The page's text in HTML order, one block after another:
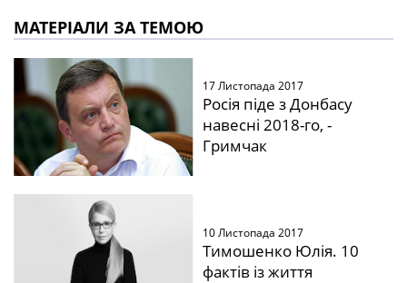
МАТЕРІАЛИ ЗА ТЕМОЮ
17 Листопада 2017
Росія піде з Донбасу
навесні 2018-го, -
Гримчак
10 Листопада 2017
Тимошенко Юлія. 10
фактів із життя